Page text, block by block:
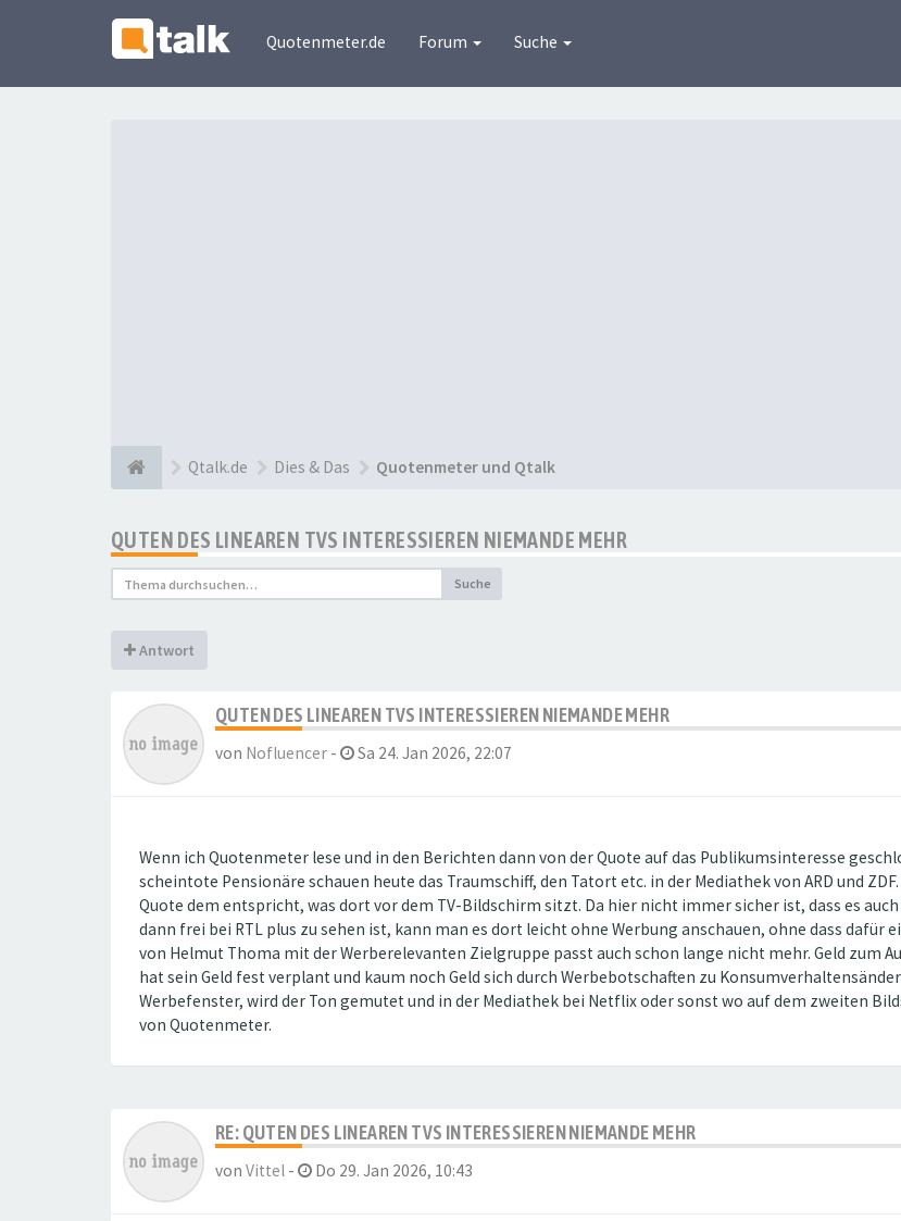
Quotenmeter.de Forum Suche
Qtalk.de Dies & Das Quotenmeter und Qtalk
QUTEN DES LINEAREN TVS INTERESSIEREN NIEMANDE MEHR
Suche
Antwort
QUTEN DES LINEAREN TVS INTERESSIEREN NIEMANDE MEHR
von Nofluencer - Sa 24. Jan 2026, 22:07
Wenn ich Quotenmeter lese und in den Berichten dann von der Quote auf das Publikumsinteresse
scheintote Pensionäre schauen heute das Traumschiff, den Tatort etc. in der Mediathek von ARD und
Quote dem entspricht, was dort vor dem TV-Bildschirm sitzt. Da hier nicht immer sicher ist, dass es
dann frei bei RTL plus zu sehen ist, kann man es dort leicht ohne Werbung anschauen, ohne dass dafür
von Helmut Thoma mit der Werberelevanten Zielgruppe passt auch schon lange nicht mehr. Geld zum
hat sein Geld fest verplant und kaum noch Geld sich durch Werbebotschaften zu
Werbefenster, wird der Ton gemutet und in der Mediathek bei Netflix oder sonst wo auf dem zweiten
von Quotenmeter.
RE: QUTEN DES LINEAREN TVS INTERESSIEREN NIEMANDE MEHR
von Vittel - Do 29. Jan 2026, 10:43